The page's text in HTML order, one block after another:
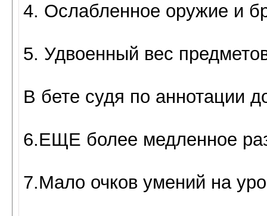
4. Ослабленное оружие и
5. Удвоенный вес
В бете судя по аннотации
6.ЕЩЕ более медленное
7.Мало очков умений на